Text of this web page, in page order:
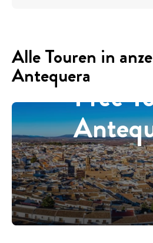
Alle Touren in
Antequera
Free